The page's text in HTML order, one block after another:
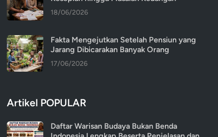
18/06/2026
Fakta Mengejutkan Setelah Pensiun yang
Jarang Dibicarakan Banyak Orang
17/06/2026
Artikel POPULAR
Daftar Warisan Budaya Bukan Benda